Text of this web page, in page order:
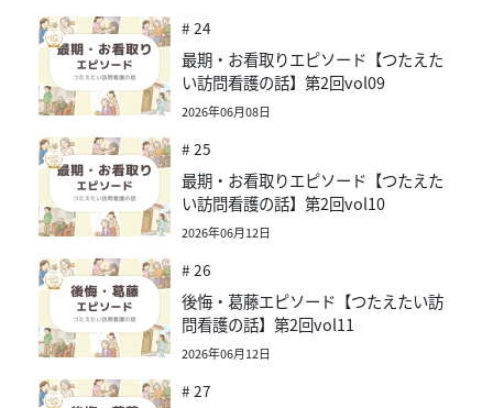
# 24
最期・お看取りエピソード【つたえた
い訪問看護の話】第2回vol09
2026年06月08日
# 25
最期・お看取りエピソード【つたえた
い訪問看護の話】第2回vol10
2026年06月12日
# 26
後悔・葛藤エピソード【つたえたい訪
問看護の話】第2回vol11
2026年06月12日
# 27